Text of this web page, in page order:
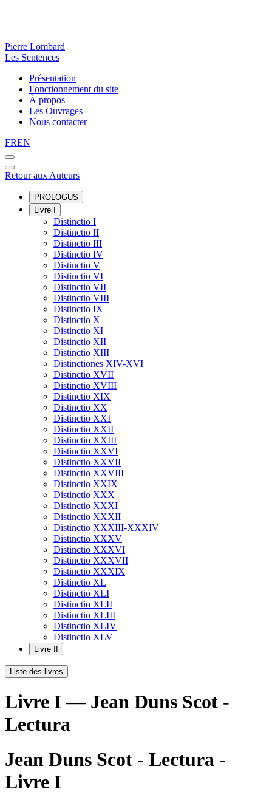
Pierre Lombard
Les Sentences
Présentation
Fonctionnement du site
À propos
Les Ouvrages
Nous contacter
FREN
Retour aux Auteurs
PROLOGUS
Livre I
Distinctio I
Distinctio II
Distinctio III
Distinctio IV
Distinctio V
Distinctio VI
Distinctio VII
Distinctio VIII
Distinctio IX
Distinctio X
Distinctio XI
Distinctio XII
Distinctio XIII
Distinctiones XIV-XVI
Distinctio XVII
Distinctio XVIII
Distinctio XIX
Distinctio XX
Distinctio XXI
Distinctio XXII
Distinctio XXIII
Distinctio XXVI
Distinctio XXVII
Distinctio XXVIII
Distinctio XXIX
Distinctio XXX
Distinctio XXXI
Distinctio XXXII
Distinctio XXXIII-XXXIV
Distinctio XXXV
Distinctio XXXVI
Distinctio XXXVII
Distinctio XXXIX
Distinctio XL
Distinctio XLI
Distinctio XLII
Distinctio XLIII
Distinctio XLIV
Distinctio XLV
Livre II
Liste des livres
Livre I — Jean Duns Scot -
Lectura
Jean Duns Scot - Lectura -
Livre I